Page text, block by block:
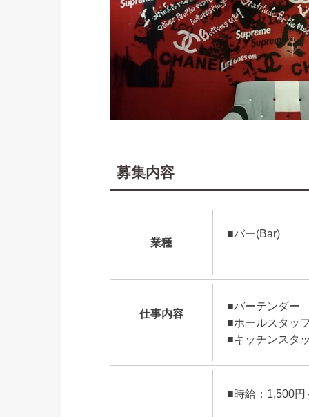
募集内容
業種
■バー(Bar)
仕事内容
■バーテンダー
■ホールスタッ
■キッチンスタ
■時給：1,500